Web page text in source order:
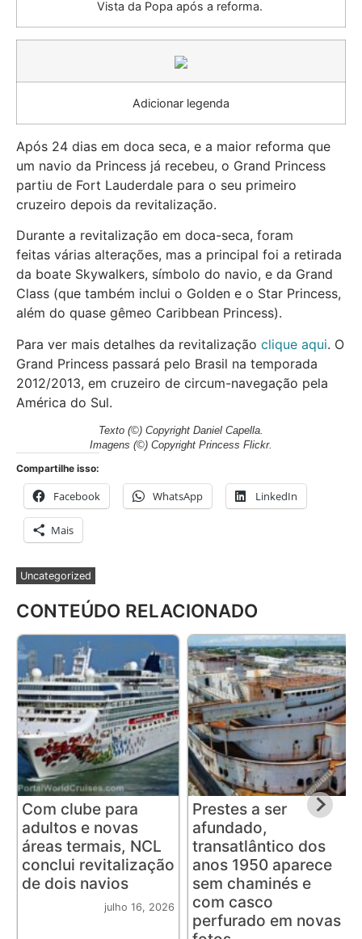
Vista da Popa após a reforma.
Adicionar legenda
Após 24 dias em doca seca, e a maior reforma que
um navio da Princess já recebeu, o Grand Princess
partiu de Fort Lauderdale para o seu primeiro
cruzeiro depois da revitalização.
Durante a revitalização em doca-seca, foram
feitas várias alterações, mas a principal foi a retirada
da boate Skywalkers, símbolo do navio, e da Grand
Class (que também inclui o Golden e o Star Princess,
além do quase gêmeo Caribbean Princess).
Para ver mais detalhes da revitalização clique aqui. O
Grand Princess passará pelo Brasil na temporada
2012/2013, em cruzeiro de circum-navegação pela
América do Sul.
Texto (©) Copyright Daniel Capella.
Imagens (©) Copyright Princess Flickr.
Compartilhe isso:
Facebook WhatsApp LinkedIn
Mais
Uncategorized
CONTEÚDO RELACIONADO
Com clube para
adultos e novas
áreas termais, NCL
conclui revitalização
de dois navios
julho 16, 2026
Prestes a ser
afundado,
transatlântico dos
anos 1950 aparece
sem chaminés e
com casco
perfurado em novas